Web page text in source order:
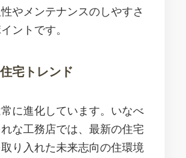
やメンテナンスのしやすさ
ントです。
宅トレンド
に進化しています。いなべ
な工務店では、最新の住宅
取り入れた未来志向の住環境